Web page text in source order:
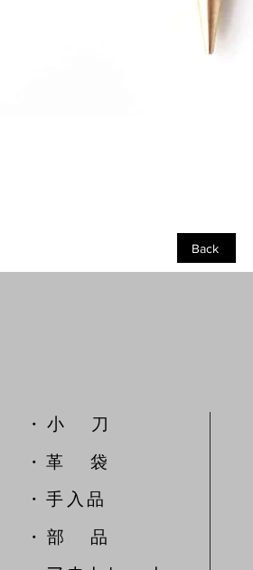
Back
​・ 小 刀
・革 袋
​・手入品
​・ 部 品